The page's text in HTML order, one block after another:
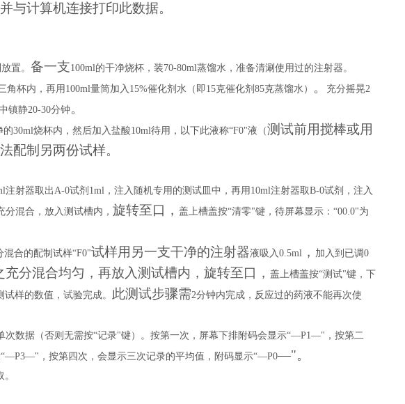
与计算机连接打印此数据。
置。 备一支100ml的干净烧杯，装70-80ml蒸馏水，准备清涮使用过的注射器。
角杯内，再用 100ml量筒加入 15%催化剂水（即15克催化剂 85克蒸馏水） 。 充分摇晃2
镇静20-30分钟 。
的30ml烧杯内，然后加入盐酸10ml待用，以下此液称“F0"液（测试前用搅棒或用
配制另两份试样。
注射器取出A-0试剂 1ml，注入随机专用的测试皿中，再用 10ml注射器取B-0试剂，注入
分混合，放入测试槽内， 旋转至口， 盖上槽盖按“清零"键，待屏幕显示：“00.0"为
混合的配制试样“F0"试样用另一支干净的注射器液吸入0.5ml ， 加入到已调0
充分混合均匀，再放入测试槽内， 旋转至口， 盖上槽盖按“测试"键，下
样的数值，试验完成。 此测试步骤需2分钟内完成，反应过的药液不能再次使
次数据（否则无需按“记录"键）。按第一次，屏幕下排附码会显示“—P1—"，按第二
“—P3—"，按第四次，会显示三次记录的平均值，附码显示“—P0—"。